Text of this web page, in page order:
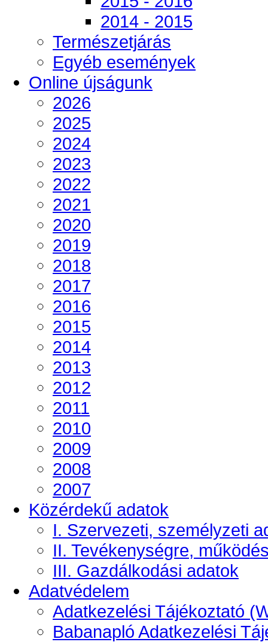
2014 - 2015
Természetjárás
Egyéb események
Online újságunk
2026
2025
2024
2023
2022
2021
2020
2019
2018
2017
2016
2015
2014
2013
2012
2011
2010
2009
2008
2007
Közérdekű adatok
I. Szervezeti, személyzeti
II. Tevékenységre,
III. Gazdálkodási adatok
Adatvédelem
Adatkezelési Tájékoztató
Babanapló Adatkezelési